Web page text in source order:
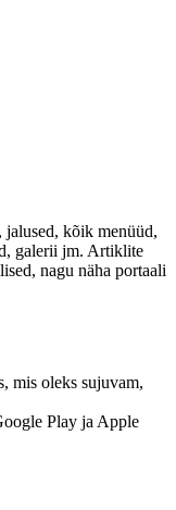
jalused, kõik menüüd,
galerii jm. Artiklite
nagu näha portaali
mis oleks sujuvam,
Play ja Apple